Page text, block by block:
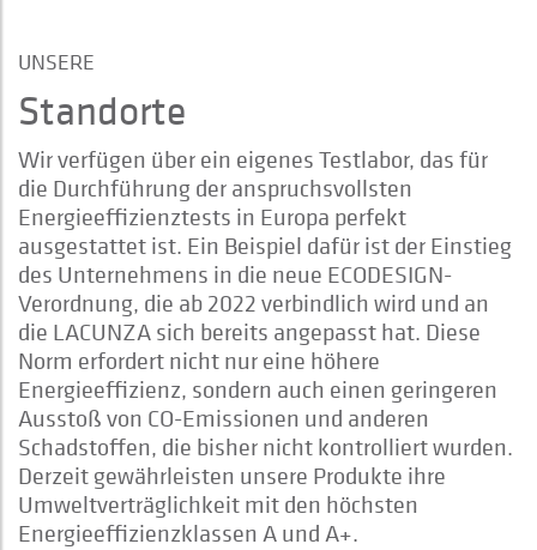
UNSERE
Standorte
Wir verfügen über ein eigenes Testlabor, das für
die Durchführung der anspruchsvollsten
Energieeffizienztests in Europa perfekt
ausgestattet ist. Ein Beispiel dafür ist der Einstieg
des Unternehmens in die neue ECODESIGN-
Verordnung, die ab 2022 verbindlich wird und an
die LACUNZA sich bereits angepasst hat. Diese
Norm erfordert nicht nur eine höhere
Energieeffizienz, sondern auch einen geringeren
Ausstoß von CO-Emissionen und anderen
Schadstoffen, die bisher nicht kontrolliert wurden.
Derzeit gewährleisten unsere Produkte ihre
Umweltverträglichkeit mit den höchsten
Energieeffizienzklassen A und A+.